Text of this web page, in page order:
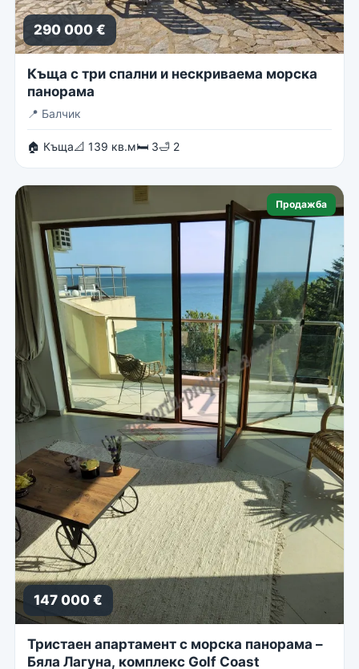
290 000 €
Къща с три спални и нескриваема морска
панорама
📍 Балчик
🏠 Къща📐 139 кв.м🛏 3🛁 2
Продажба
147 000 €
Тристаен апартамент с морска панорама –
Бяла Лагуна, комплекс Golf Coast